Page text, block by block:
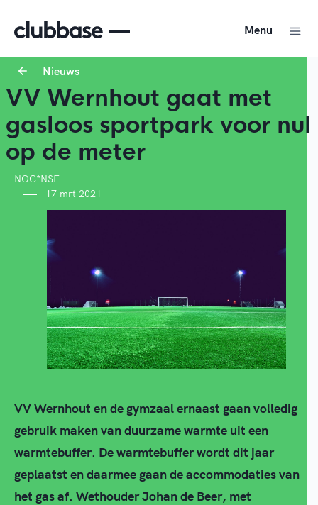
Menu
Nieuws
VV Wernhout gaat met
gasloos sportpark voor nul
op de meter
NOC*NSF
17 mrt 2021
VV Wernhout en de gymzaal ernaast gaan volledig
gebruik maken van duurzame warmte uit een
warmtebuffer. De warmtebuffer wordt dit jaar
geplaatst en daarmee gaan de accommodaties van
het gas af. Wethouder Johan de Beer, met